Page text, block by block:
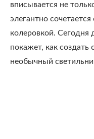
вписывается не
элегантно
колеровкой. Сегодня
покажет, как
необычный